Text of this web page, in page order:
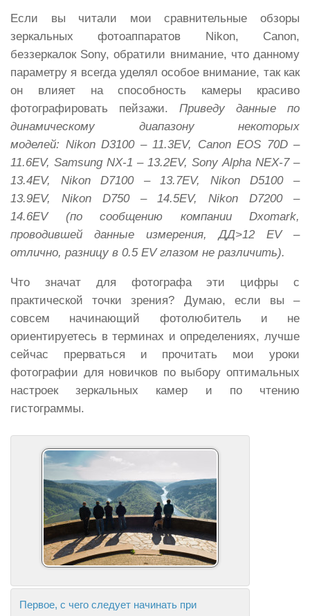
Если вы читали мои сравнительные обзоры
зеркальных фотоаппаратов Nikon, Canon,
беззеркалок Sony, обратили внимание, что данному
параметру я всегда уделял особое внимание, так как
он влияет на способность камеры красиво
фотографировать пейзажи. Приведу данные по
динамическому диапазону некоторых
моделей: Nikon D3100 – 11.3EV, Canon EOS 70D –
11.6EV, Samsung NX-1 – 13.2EV, Sony Alpha NEX-7 –
13.4EV, Nikon D7100 – 13.7EV, Nikon D5100 –
13.9EV, Nikon D750 – 14.5EV, Nikon D7200 –
14.6EV (по сообщению компании Dxomark,
проводившей данные измерения, ДД>12 EV –
отлично, разницу в 0.5 EV глазом не различить).
Что значат для фотографа эти цифры с
практической точки зрения? Думаю, если вы –
совсем начинающий фотолюбитель и не
ориентируетесь в терминах и определениях, лучше
сейчас прерваться и прочитать мои уроки
фотографии для новичков по выбору оптимальных
настроек зеркальных камер и по чтению
гистограммы.
Первое, с чего следует начинать при